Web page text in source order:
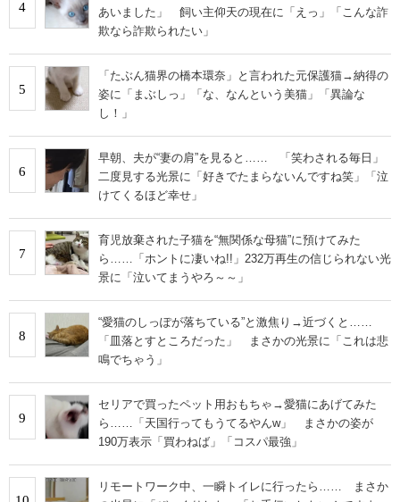
4
あいました」 飼い主仰天の現在に「えっ」「こんな詐
欺なら詐欺られたい」
5
「たぶん猫界の橋本環奈」と言われた元保護猫→納得の
姿に「まぶしっ」「な、なんという美猫」「異論な
し！」
6
早朝、夫が“妻の肩”を見ると…… 「笑わされる毎日」
二度見する光景に「好きでたまらないんですね笑」「泣
けてくるほど幸せ」
7
育児放棄された子猫を“無関係な母猫”に預けてみた
ら……「ホントに凄いね!!」232万再生の信じられない光
景に「泣いてまうやろ～～」
8
“愛猫のしっぽが落ちている”と激焦り→近づくと……
「皿落とすところだった」 まさかの光景に「これは悲
鳴でちゃう」
9
セリアで買ったペット用おもちゃ→愛猫にあげてみた
ら……「天国行ってもうてるやんw」 まさかの姿が
190万表示「買わねば」「コスパ最強」
リモートワーク中、一瞬トイレに行ったら…… まさか